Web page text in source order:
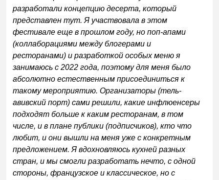
разработали концепцию десерта, который
представлен тут. Я участвовала в этом
фестивале еще в прошлом году, но поп-апами
(коллаборациями между блогерами и
ресторанами) и разработкой особых меню я
занимаюсь с 2022 года, поэтому для меня было
абсолютно естественным присоединиться к
такому мероприятию. Организаторы (тель-
авивский порт) сами решили, какие инфлюенсеры
подходят больше к каким ресторанам, в том
числе, и в плане публики (подписчиков), кто что
любит, и они вышли на меня уже с конкретным
предложением. Я вдохновляюсь кухней разных
стран, и мы смогли разработать нечто, с одной
стороны, французское и классическое, но с